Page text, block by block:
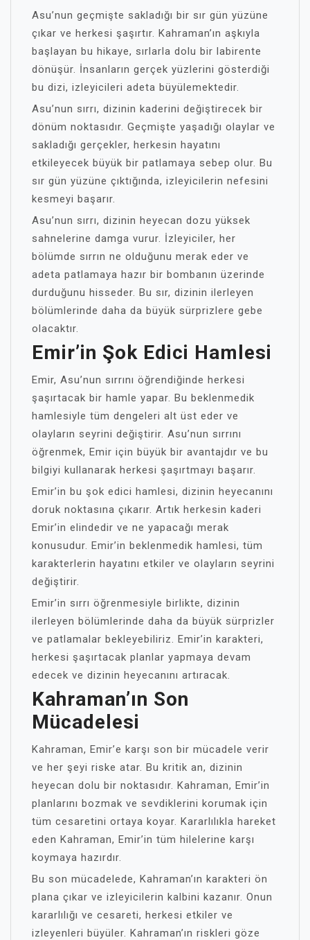
Asu’nun geçmişte sakladığı bir sır gün yüzüne
çıkar ve herkesi şaşırtır. Kahraman’ın aşkıyla
başlayan bu hikaye, sırlarla dolu bir labirente
dönüşür. İnsanların gerçek yüzlerini gösterdiği
bu dizi, izleyicileri adeta büyülemektedir.
Asu’nun sırrı, dizinin kaderini değiştirecek bir
dönüm noktasıdır. Geçmişte yaşadığı olaylar ve
sakladığı gerçekler, herkesin hayatını
etkileyecek büyük bir patlamaya sebep olur. Bu
sır gün yüzüne çıktığında, izleyicilerin nefesini
kesmeyi başarır.
Asu’nun sırrı, dizinin heyecan dozu yüksek
sahnelerine damga vurur. İzleyiciler, her
bölümde sırrın ne olduğunu merak eder ve
adeta patlamaya hazır bir bombanın üzerinde
durduğunu hisseder. Bu sır, dizinin ilerleyen
bölümlerinde daha da büyük sürprizlere gebe
olacaktır.
Emir’in Şok Edici Hamlesi
Emir, Asu’nun sırrını öğrendiğinde herkesi
şaşırtacak bir hamle yapar. Bu beklenmedik
hamlesiyle tüm dengeleri alt üst eder ve
olayların seyrini değiştirir. Asu’nun sırrını
öğrenmek, Emir için büyük bir avantajdır ve bu
bilgiyi kullanarak herkesi şaşırtmayı başarır.
Emir’in bu şok edici hamlesi, dizinin heyecanını
doruk noktasına çıkarır. Artık herkesin kaderi
Emir’in elindedir ve ne yapacağı merak
konusudur. Emir’in beklenmedik hamlesi, tüm
karakterlerin hayatını etkiler ve olayların seyrini
değiştirir.
Emir’in sırrı öğrenmesiyle birlikte, dizinin
ilerleyen bölümlerinde daha da büyük sürprizler
ve patlamalar bekleyebiliriz. Emir’in karakteri,
herkesi şaşırtacak planlar yapmaya devam
edecek ve dizinin heyecanını artıracak.
Kahraman’ın Son
Mücadelesi
Kahraman, Emir’e karşı son bir mücadele verir
ve her şeyi riske atar. Bu kritik an, dizinin
heyecan dolu bir noktasıdır. Kahraman, Emir’in
planlarını bozmak ve sevdiklerini korumak için
tüm cesaretini ortaya koyar. Kararlılıkla hareket
eden Kahraman, Emir’in tüm hilelerine karşı
koymaya hazırdır.
Bu son mücadelede, Kahraman’ın karakteri ön
plana çıkar ve izleyicilerin kalbini kazanır. Onun
kararlılığı ve cesareti, herkesi etkiler ve
izleyenleri büyüler. Kahraman’ın riskleri göze